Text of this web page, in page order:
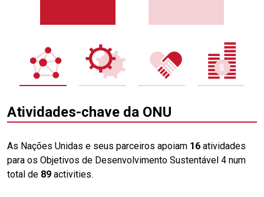
Atividades-chave da ONU
As Nações Unidas e seus parceiros apoiam 16 atividades
para os Objetivos de Desenvolvimento Sustentável 4 num
total de 89 activities.